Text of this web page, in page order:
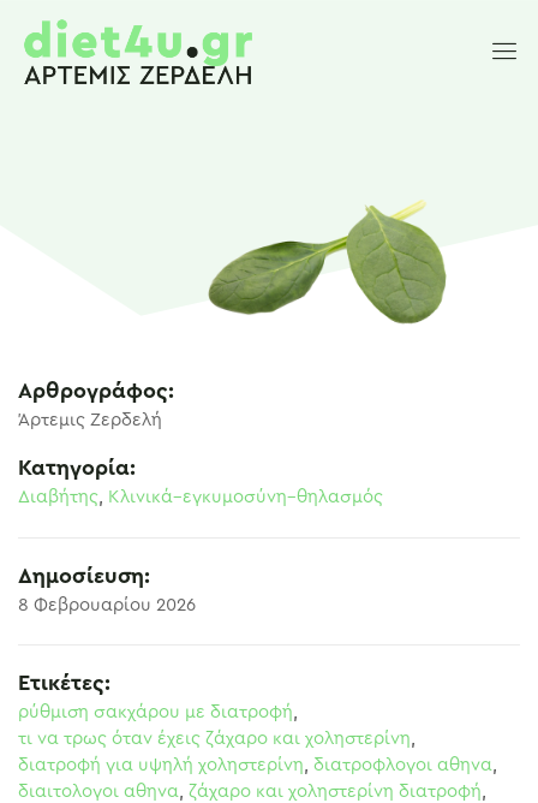
Αρθρογράφος:
Άρτεμις Ζερδελή
Κατηγορία:
Διαβήτης Κλινικά–εγκυμοσύνη–θηλασμός
Δημοσίευση:
8 Φεβρουαρίου 2026
Ετικέτες:
ρύθμιση σακχάρου με διατροφή,
τι να τρως όταν έχεις ζάχαρο και χοληστερίνη,
διατροφή για υψηλή χοληστερίνη, διατροφλογοι αθηνα,
διαιτολογοι αθηνα, ζάχαρο και χοληστερίνη διατροφή,